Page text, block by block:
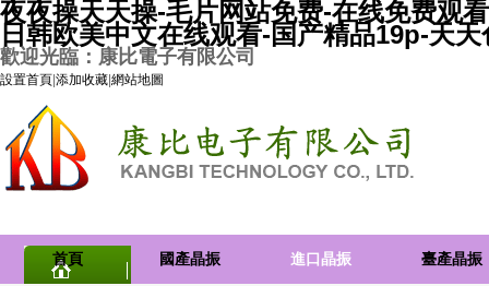
夜夜操天天操-毛片网站免费-在线免费观
日韩欧美中文在线观看-国产精品19p-天
歡迎光臨：康比電子有限公司
設置首頁 添加收藏 網站地圖
首頁 國產晶振 進口晶振 臺產晶振